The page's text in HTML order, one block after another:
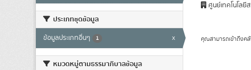
ประเภทชุดข้อมูล
ข้อมูลประเภทอื่นๆ 1 x
หมวดหมู่ตามธรรมาภิบาลข้อมูล
ศูนย์เทคโนโลยี
คุณสามารถเข้าถึงค